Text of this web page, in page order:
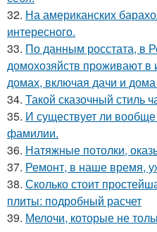
32. На американских
интересного.
33. По данным росстата, в
домохозяйств проживают
домах, включая дачи и
34. Такой сказочный стиль
35. И существует ли
фамилии.
36. Натяжные потолки,
37. Ремонт, в наше время,
38. Сколько стоит
плиты: подробный расчет
39. Мелочи, которые не